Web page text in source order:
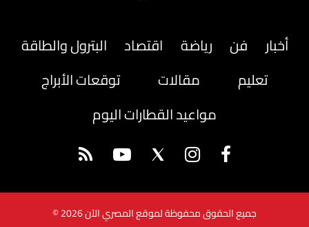
أخبار فن رياضة اقتصاد
البترول والطاقة
تعليم
مقالات
توقعات الأبراج
مواعيد القطارات اليوم
جميع الحقوق محفوظة لموقع المصري الآن 2026 ©